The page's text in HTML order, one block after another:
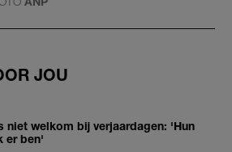
JOU
niet welkom bij verjaardagen: 'Hun
er ben'